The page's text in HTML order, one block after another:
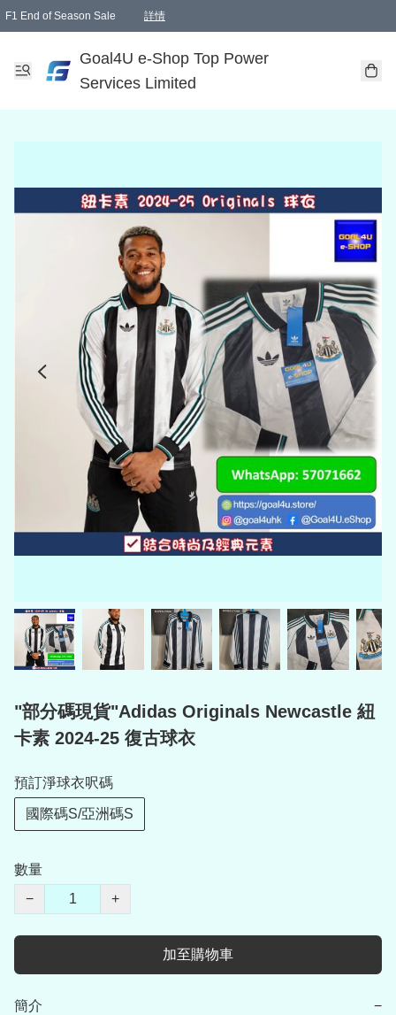
F1 End of Season Sale 詳情
Goal4U e-Shop Top Power
Services Limited
"部分碼現貨"Adidas Originals Newcastle 紐
卡素 2024-25 復古球衣
預訂淨球衣呎碼
國際碼S/亞洲碼S
數量
−
+
加至購物車
簡介 −